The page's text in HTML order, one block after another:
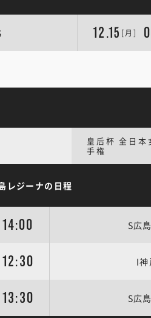
12.15 [月]
皇后杯 全日本
手権
レジーナの日程
14:00 S広
12:30 I神
13:30 S広